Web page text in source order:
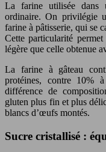
La farine utilisée dans
ordinaire. On privilégie
farine à pâtisserie, qui se
Cette particularité
légère que celle obtenue
La farine à gâteau
protéines, contre 10%
différence de
gluten plus fin et plus
blancs d’œufs montés.
Sucre cristallisé :